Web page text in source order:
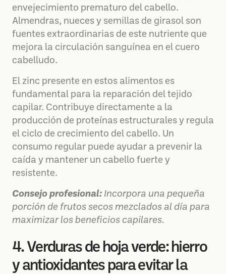
envejecimiento prematuro del cabello.
Almendras, nueces y semillas de girasol son
fuentes extraordinarias de este nutriente que
mejora la circulación sanguínea en el cuero
cabelludo.
El zinc presente en estos alimentos es
fundamental para la reparación del tejido
capilar. Contribuye directamente a la
producción de proteínas estructurales y regula
el ciclo de crecimiento del cabello. Un
consumo regular puede ayudar a prevenir la
caída y mantener un cabello fuerte y
resistente.
Consejo profesional: Incorpora una pequeña
porción de frutos secos mezclados al día para
maximizar los beneficios capilares.
4. Verduras de hoja verde: hierro
y antioxidantes para evitar la